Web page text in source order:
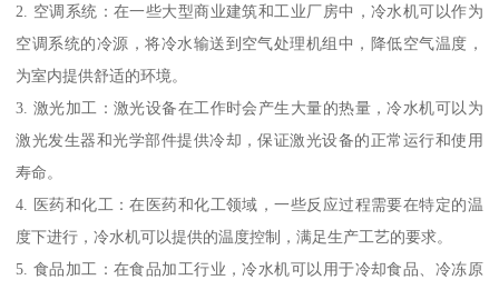
2. 空调系统：在一些大型商业建筑和工业厂房中，冷水机可以作为
空调系统的冷源，将冷水输送到空气处理机组中，降低空气温度，
为室内提供舒适的环境。
3. 激光加工：激光设备在工作时会产生大量的热量，冷水机可以为
激光发生器和光学部件提供冷却，保证激光设备的正常运行和使用
寿命。
4. 医药和化工：在医药和化工领域，一些反应过程需要在特定的温
度下进行，冷水机可以提供的温度控制，满足生产工艺的要求。
5. 食品加工：在食品加工行业，冷水机可以用于冷却食品、冷冻原